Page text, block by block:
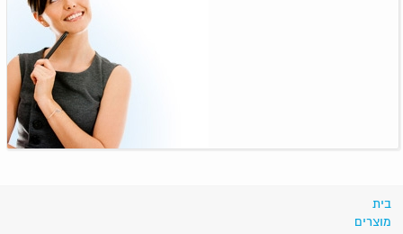
בית
מוצרים